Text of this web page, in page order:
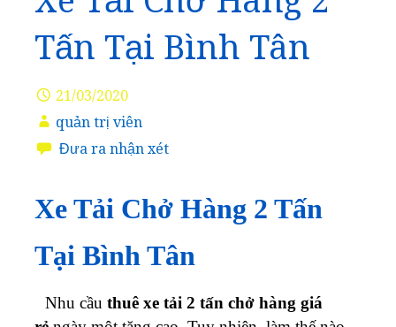
Tấn Tại Bình Tân
21/03/2020
quản trị viên
Đưa ra nhận xét
Xe Tải Chở Hàng 2 Tấn
Tại Bình Tân
Nhu cầu thuê xe tải 2 tấn chở hàng giá